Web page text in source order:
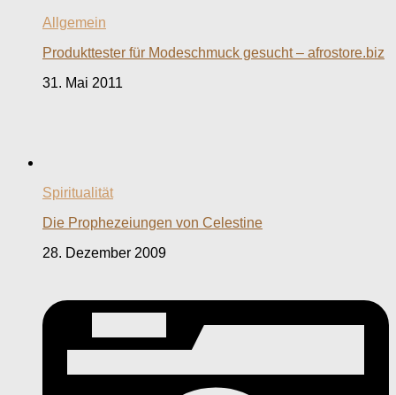
Allgemein
Produkttester für Modeschmuck gesucht – afrostore.biz
31. Mai 2011
Spiritualität
Die Prophezeiungen von Celestine
28. Dezember 2009